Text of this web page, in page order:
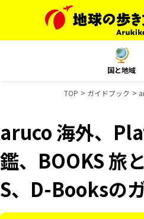
国と地域
TOP ガイドブック
aruco 海外、
鑑、BOOKS 旅
S、D-Booksの